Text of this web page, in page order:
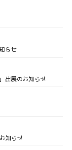
らせ
出展のお知らせ
知らせ